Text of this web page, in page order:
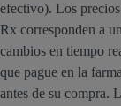
efectivo). Los
Rx corresponden a
cambios en tiempo
que pague en la
antes de su compra.